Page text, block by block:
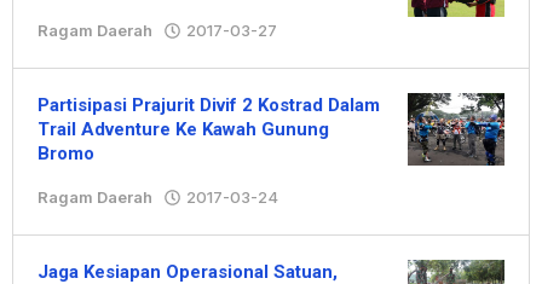
Ragam Daerah 2017-03-27
Partisipasi Prajurit Divif 2 Kostrad Dalam
Trail Adventure Ke Kawah Gunung
Bromo
Ragam Daerah 2017-03-24
Jaga Kesiapan Operasional Satuan,